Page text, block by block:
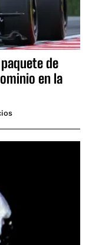
de
en la